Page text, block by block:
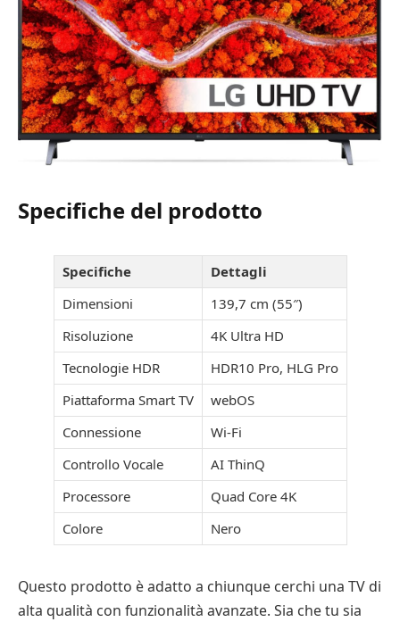
Specifiche del prodotto
Specifiche
Dettagli
Dimensioni
139,7 cm (55″)
Risoluzione
4K Ultra HD
Tecnologie HDR
HDR10 Pro, HLG Pro
Piattaforma Smart TV
webOS
Connessione
Wi-Fi
Controllo Vocale
AI ThinQ
Processore
Quad Core 4K
Colore
Nero
Questo prodotto è adatto a chiunque cerchi una TV di
alta qualità con funzionalità avanzate. Sia che tu sia